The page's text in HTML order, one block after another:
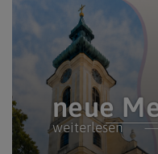
neue
weiterlesen